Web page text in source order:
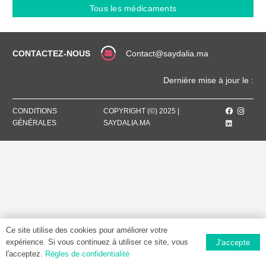
perfusion
Tous les médicaments
CONTACTEZ-NOUS Contact@saydalia.ma
Dernière mise à jour le :
CONDITIONS
GÉNÉRALES
COPYRIGHT (©) 2025 |
SAYDALIA.MA
Ce site utilise des cookies pour améliorer votre
expérience. Si vous continuez à utiliser ce site, vous
l'acceptez. Règles de confidentialité
J'accepte